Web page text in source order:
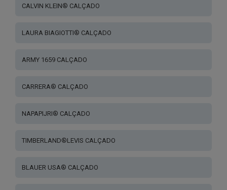
CALVIN KLEIN® CALÇADO
LAURA BIAGIOTTI® CALÇADO
ARMY 1659 CALÇADO
CARRERA® CALÇADO
NAPAPIJRI® CALÇADO
TIMBERLAND®LEVIS CALÇADO
BLAUER USA® CALÇADO